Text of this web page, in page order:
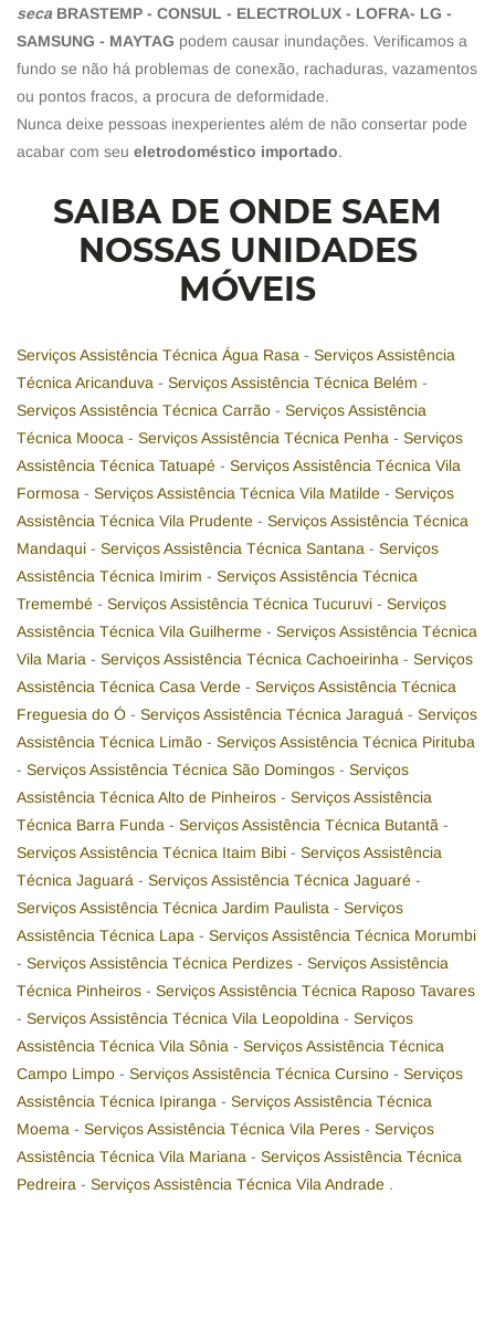
seca BRASTEMP - CONSUL - ELECTROLUX - LOFRA- LG -
SAMSUNG - MAYTAG podem causar inundações. Verificamos a
fundo se não há problemas de conexão, rachaduras, vazamentos
ou pontos fracos, a procura de deformidade.
Nunca deixe pessoas inexperientes além de não consertar pode
acabar com seu eletrodoméstico importado.
SAIBA DE ONDE SAEM
NOSSAS UNIDADES
MÓVEIS
Serviços Assistência Técnica Água Rasa - Serviços Assistência
Técnica Aricanduva - Serviços Assistência Técnica Belém -
Serviços Assistência Técnica Carrão - Serviços Assistência
Técnica Mooca - Serviços Assistência Técnica Penha - Serviços
Assistência Técnica Tatuapé - Serviços Assistência Técnica Vila
Formosa - Serviços Assistência Técnica Vila Matilde - Serviços
Assistência Técnica Vila Prudente - Serviços Assistência Técnica
Mandaqui - Serviços Assistência Técnica Santana - Serviços
Assistência Técnica Imirim - Serviços Assistência Técnica
Tremembé - Serviços Assistência Técnica Tucuruvi - Serviços
Assistência Técnica Vila Guilherme - Serviços Assistência Técnica
Vila Maria - Serviços Assistência Técnica Cachoeirinha - Serviços
Assistência Técnica Casa Verde - Serviços Assistência Técnica
Freguesia do Ó - Serviços Assistência Técnica Jaraguá - Serviços
Assistência Técnica Limão - Serviços Assistência Técnica Pirituba
- Serviços Assistência Técnica São Domingos - Serviços
Assistência Técnica Alto de Pinheiros - Serviços Assistência
Técnica Barra Funda - Serviços Assistência Técnica Butantã -
Serviços Assistência Técnica Itaim Bibi - Serviços Assistência
Técnica Jaguará - Serviços Assistência Técnica Jaguaré -
Serviços Assistência Técnica Jardim Paulista - Serviços
Assistência Técnica Lapa - Serviços Assistência Técnica Morumbi
- Serviços Assistência Técnica Perdizes - Serviços Assistência
Técnica Pinheiros - Serviços Assistência Técnica Raposo Tavares
- Serviços Assistência Técnica Vila Leopoldina - Serviços
Assistência Técnica Vila Sônia - Serviços Assistência Técnica
Campo Limpo - Serviços Assistência Técnica Cursino - Serviços
Assistência Técnica Ipiranga - Serviços Assistência Técnica
Moema - Serviços Assistência Técnica Vila Peres - Serviços
Assistência Técnica Vila Mariana - Serviços Assistência Técnica
Pedreira - Serviços Assistência Técnica Vila Andrade .